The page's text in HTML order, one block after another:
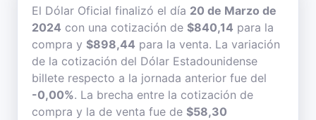
El Dólar Oficial finalizó el día 20 de Marzo de
2024 con una cotización de $840,14 para la
compra y $898,44 para la venta. La variación
de la cotización del Dólar Estadounidense
billete respecto a la jornada anterior fue del
-0,00%. La brecha entre la cotización de
compra y la de venta fue de $58,30